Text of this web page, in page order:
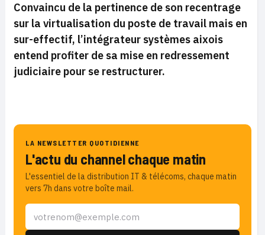
Convaincu de la pertinence de son recentrage
sur la virtualisation du poste de travail mais en
sur-effectif, l’intégrateur systèmes aixois
entend profiter de sa mise en redressement
judiciaire pour se restructurer.
LA NEWSLETTER QUOTIDIENNE
L'actu du channel chaque matin
L'essentiel de la distribution IT & télécoms, chaque matin
vers 7h dans votre boîte mail.